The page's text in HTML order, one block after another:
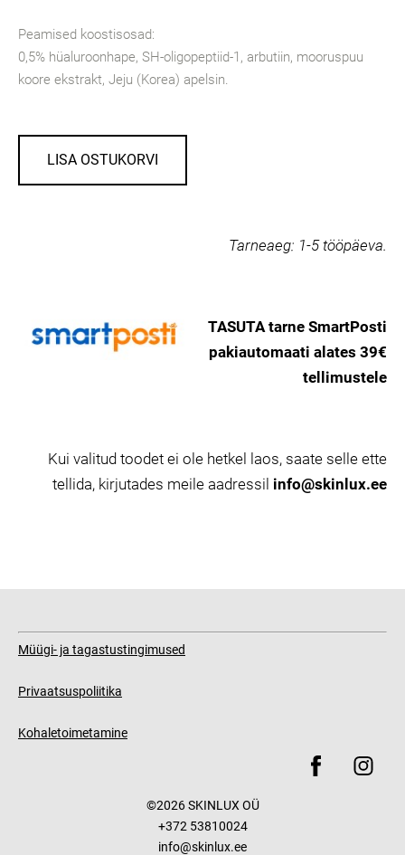
Peamised koostisosad:
0,5% hüaluroonhape, SH-oligopeptiid-1, arbutiin, mooruspuu
koore ekstrakt, Jeju (Korea) apelsin.
LISA OSTUKORVI
Tarneaeg: 1-5 tööpäeva.
TASUTA tarne SmartPosti
pakiautomaati alates 39€
tellimustele
Kui valitud toodet ei ole hetkel laos, saate selle ette
tellida, kirjutades meile aadressil info@skinlux.ee
Müügi- ja tagastustingimused
Privaatsuspoliitika
Kohaletoimetamine
©2026 SKINLUX OÜ
+372 53810024
info@skinlux.ee